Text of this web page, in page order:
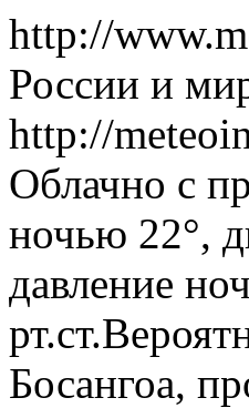
http://
России и
http://
Облачно с
ночью 22°,
давление
Босангоа,